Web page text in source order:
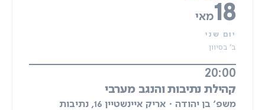
18מאי
יום שני
ב' בסיוון
20:00
קהילת נתיבות והנגב מערבי
משפ' בן יהודה · אריק איינשטיין 16, נתיבות